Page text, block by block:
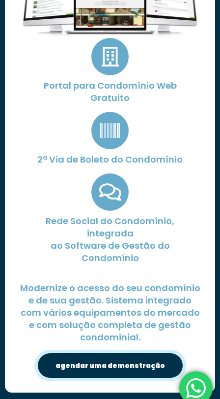
Portal para Condomínio Web
Gratuito
2ª Via de Boleto do Condomínio
Rede Social do Condomínio,
integrada
ao Software de Gestão do
Condomínio
Modernize o acesso do seu condomínio
e de sua gestão. Sistema integrado
com vários equipamentos do mercado
e com solução completa de gestão
condominial.
agendar uma demonstração